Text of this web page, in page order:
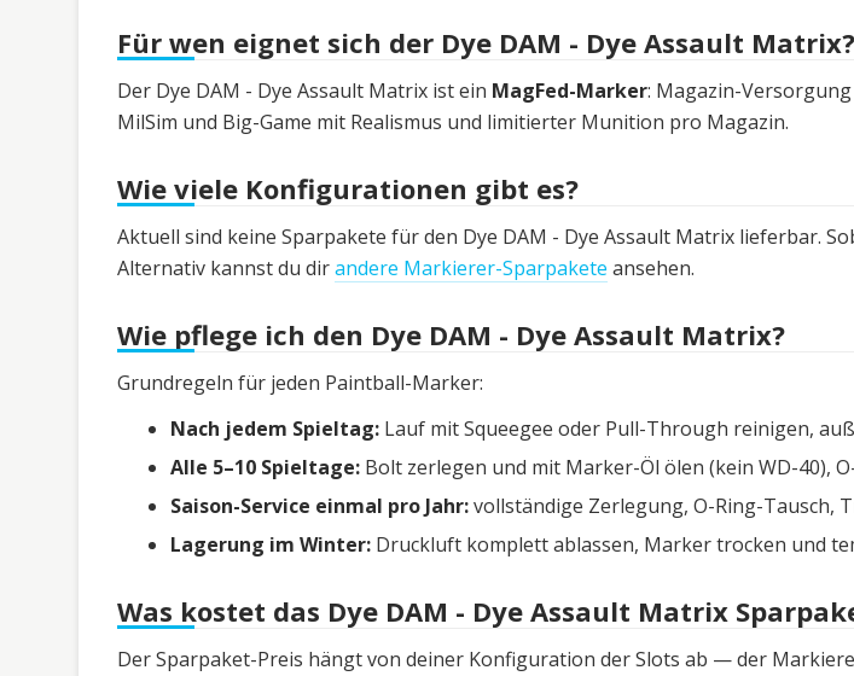
Für wen eignet sich der Dye DAM - Dye Assault Matrix?
Der Dye DAM - Dye Assault Matrix ist ein MagFed-Marker: Magazin-
MilSim und Big-Game mit Realismus und limitierter Munition pro Magazin.
Wie viele Konfigurationen gibt es?
Aktuell sind keine Sparpakete für den Dye DAM - Dye Assault Matrix lieferbar.
Alternativ kannst du dirandere Markierer-Sparpakete ansehen.
Wie pflege ich den Dye DAM - Dye Assault Matrix?
Grundregeln für jeden Paintball-Marker:
Nach jedem Spieltag:Lauf mit Squeegee oder Pull-Through reinigen,
Alle 5–10 Spieltage:Bolt zerlegen und mit Marker-Öl ölen (kein WD-40),
Saison-Service einmal pro Jahr:vollständige Zerlegung, O-Ring-Tausch,
Lagerung im Winter:Druckluft komplett ablassen, Marker trocken und
Was kostet das Dye DAM - Dye Assault Matrix
Der Sparpaket-Preis hängt von deiner Konfiguration der Slots ab — der